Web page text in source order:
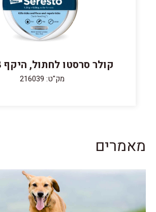
קולר סרסטו לחתול, היקף 38 ס"מ
מק"ט: 216039
מאמרים